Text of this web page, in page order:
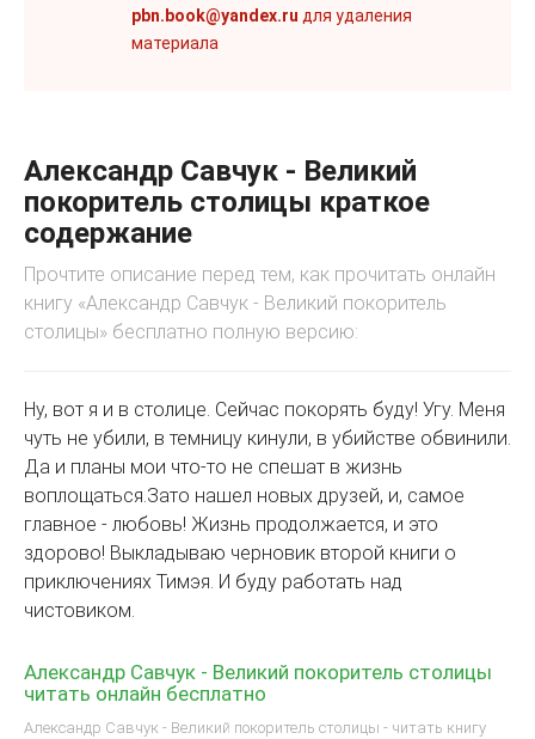
pbn.book@yandex.ru для удаления
материала
Александр Савчук - Великий
покоритель столицы краткое
содержание
Прочтите описание перед тем, как прочитать онлайн
книгу «Александр Савчук - Великий покоритель
столицы» бесплатно полную версию:
Ну, вот я и в столице. Сейчас покорять буду! Угу. Меня
чуть не убили, в темницу кинули, в убийстве обвинили.
Да и планы мои что-то не спешат в жизнь
воплощаться.Зато нашел новых друзей, и, самое
главное - любовь! Жизнь продолжается, и это
здорово! Выкладываю черновик второй книги о
приключениях Тимэя. И буду работать над
чистовиком.
Александр Савчук - Великий покоритель столицы
читать онлайн бесплатно
Александр Савчук - Великий покоритель столицы - читать книгу